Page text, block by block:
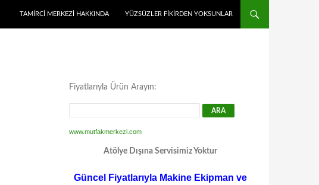
TAMIRCI MERKEZI HAKKINDA YÜZSÜZLER FIKIRDEN YOKSUNLAR
Fiyatlarıyla Ürün Arayın:
www.mutfakmerkezi.com
Atölye Dışına Servisimiz Yoktur
Güncel Fiyatlarıyla Makine Ekipman ve